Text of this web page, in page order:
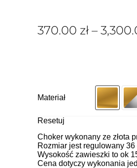
370.00 zł –
Materiał
Resetuj
Choker wykonany ze złota
Rozmiar jest regulowany
Wysokość zawieszki to ok
Cena dotyczy wykonania